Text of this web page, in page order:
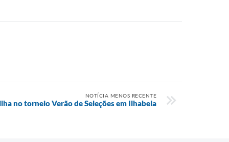
NOTÍCIA MENOS RECENTE
no torneio Verão de Seleções em Ilhabela